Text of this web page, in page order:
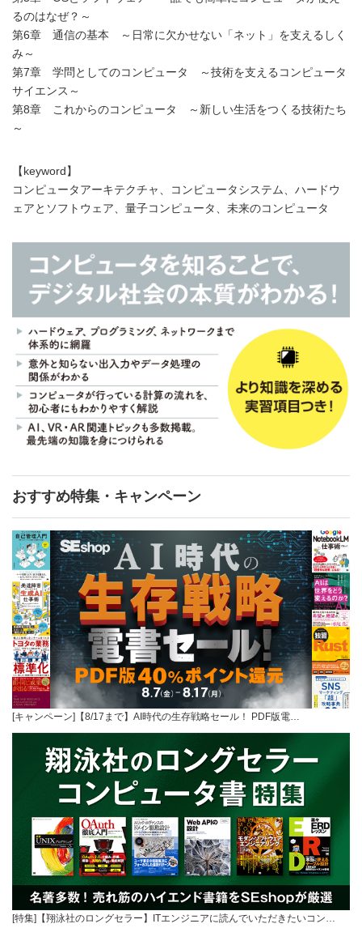
るのはなぜ？～
第6章 通信の基本 ～日常に欠かせない「ネット」を支えるしく
み～
第7章 学問としてのコンピュータ ～技術を支えるコンピュータ
サイエンス～
第8章 これからのコンピュータ ～新しい生活をつくる技術たち
～
【keyword】
コンピュータアーキテクチャ、コンピュータシステム、ハードウ
ェアとソフトウェア、量子コンピュータ、未来のコンピュータ
おすすめ特集・キャンペーン
[キャンペーン]【8/17まで】AI時代の生存戦略セール！ PDF版電…
[特集]【翔泳社のロングセラー】ITエンジニアに読んでいただきたいコン…